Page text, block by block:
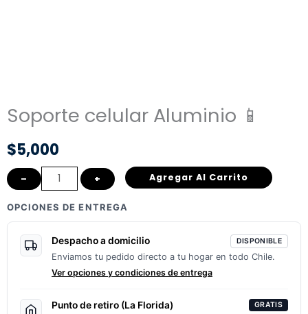
Soporte celular Aluminio 📱
$5,000
Soporte
celular
Aluminio
cantidad
– + Agregar Al Carrito
OPCIONES DE ENTREGA
Despacho a domicilio DISPONIBLE
Enviamos tu pedido directo a tu hogar en todo Chile.
Ver opciones y condiciones de entrega
Punto de retiro (La Florida) GRATIS